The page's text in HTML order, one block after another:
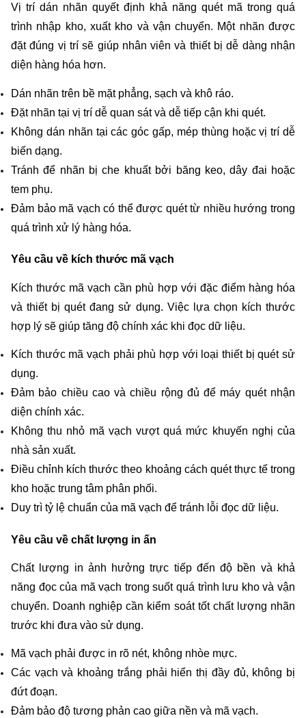
Vị trí dán nhãn quyết định khả năng quét mã trong quá
trình nhập kho, xuất kho và vận chuyển. Một nhãn được
đặt đúng vị trí sẽ giúp nhân viên và thiết bị dễ dàng nhận
diện hàng hóa hơn.
Dán nhãn trên bề mặt phẳng, sạch và khô ráo.
Đặt nhãn tại vị trí dễ quan sát và dễ tiếp cận khi quét.
Không dán nhãn tại các góc gấp, mép thùng hoặc vị trí dễ
biến dạng.
Tránh để nhãn bị che khuất bởi băng keo, dây đai hoặc
tem phụ.
Đảm bảo mã vạch có thể được quét từ nhiều hướng trong
quá trình xử lý hàng hóa.
Yêu cầu về kích thước mã vạch
Kích thước mã vạch cần phù hợp với đặc điểm hàng hóa
và thiết bị quét đang sử dụng. Việc lựa chọn kích thước
hợp lý sẽ giúp tăng độ chính xác khi đọc dữ liệu.
Kích thước mã vạch phải phù hợp với loại thiết bị quét sử
dụng.
Đảm bảo chiều cao và chiều rộng đủ để máy quét nhận
diện chính xác.
Không thu nhỏ mã vạch vượt quá mức khuyến nghị của
nhà sản xuất.
Điều chỉnh kích thước theo khoảng cách quét thực tế trong
kho hoặc trung tâm phân phối.
Duy trì tỷ lệ chuẩn của mã vạch để tránh lỗi đọc dữ liệu.
Yêu cầu về chất lượng in ấn
Chất lượng in ảnh hưởng trực tiếp đến độ bền và khả
năng đọc của mã vạch trong suốt quá trình lưu kho và vận
chuyển. Doanh nghiệp cần kiểm soát tốt chất lượng nhãn
trước khi đưa vào sử dụng.
Mã vạch phải được in rõ nét, không nhòe mực.
Các vạch và khoảng trắng phải hiển thị đầy đủ, không bị
đứt đoạn.
Đảm bảo độ tương phản cao giữa nền và mã vạch.